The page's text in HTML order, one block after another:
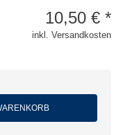
10,50 € *
inkl. Versandkosten